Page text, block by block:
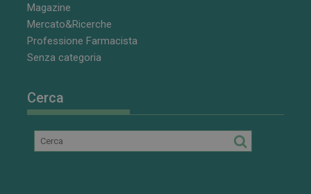
Magazine
Mercato&Ricerche
Professione Farmacista
Senza categoria
Cerca